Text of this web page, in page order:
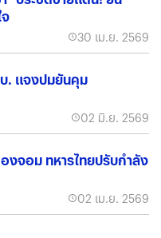
30 เม.ย. 2569
. แจงปมยันคุม
02 มิ.ย. 2569
จอม ทหารไทยปรับกำลัง
02 เม.ย. 2569